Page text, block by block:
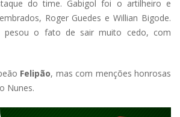
do time. Gabigol foi o artilheiro e
Roger Guedes e Willian Bigode.
pesou o fato de sair muito cedo, com
Felipão, mas com menções honrosas
Nunes.